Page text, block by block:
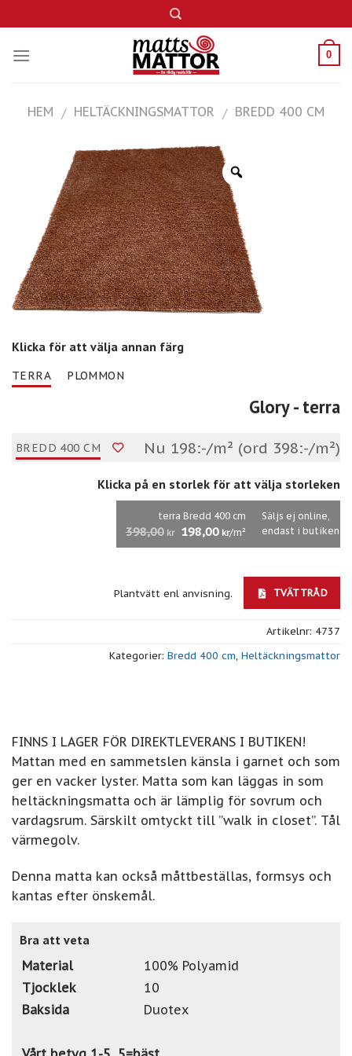
to
content
0
HEM / HELTÄCKNINGSMATTOR / BREDD 400 CM
Klicka för att välja annan färg
TERRA PLOMMON
Glory- terra
BREDD 400 CM Nu 198:-/m² (ord 398:-/m²)
Klicka på en storlek för att välja storleken
terra Bredd 400 cm
398,00 kr 198,00 kr/m²
Säljs ej online,
endast i butiken
Plantvätt enl anvisning. TVÄTTRÅD
Artikelnr: 4737
Kategorier: Bredd 400 cm, Heltäckningsmattor
FINNS I LAGER FÖR DIREKTLEVERANS I BUTIKEN!
Mattan med en sammetslen känsla i garnet och som
ger en vacker lyster. Matta som kan läggas in som
heltäckningsmatta och är lämplig för sovrum och
vardagsrum. Särskilt omtyckt till ”walk in closet”. Tål
värmegolv.
Denna matta kan också måttbeställas, formsys och
kantas efter önskemål.
Bra att veta
Material
100% Polyamid
Tjocklek
10
Baksida
Duotex